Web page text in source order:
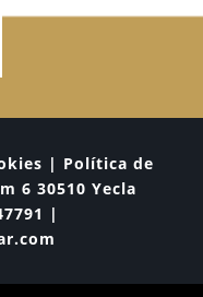
| Política de
6 30510 Yecla
|